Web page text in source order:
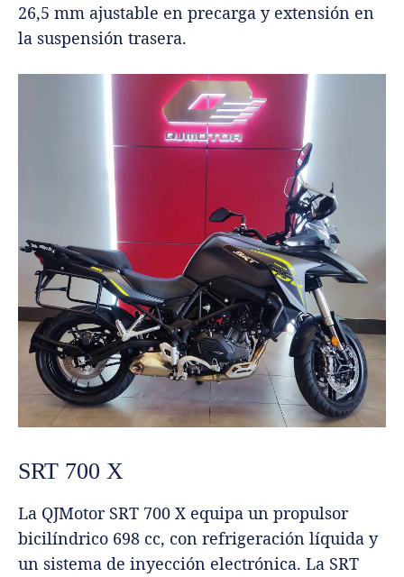
26,5 mm ajustable en precarga y extensión en
la suspensión trasera.
SRT 700 X
La QJMotor SRT 700 X equipa un propulsor
bicilíndrico 698 cc, con refrigeración líquida y
un sistema de inyección electrónica. La SRT